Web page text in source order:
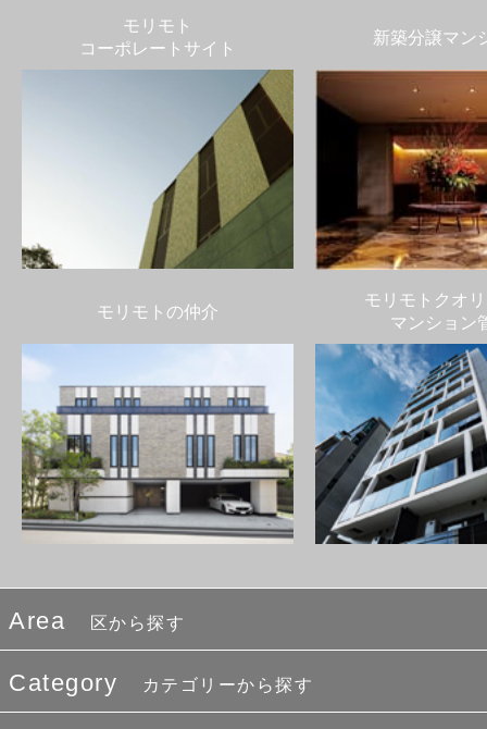
モリモト
コーポレートサイト
新築分譲マン
モリモトの仲介
モリモトクオ
マンション
Area 区から探す
Category カテゴリーから探す